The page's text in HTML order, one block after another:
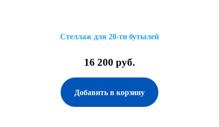
Стеллаж для 20-ти бутылей
16 200 руб.
Добавить в корзину